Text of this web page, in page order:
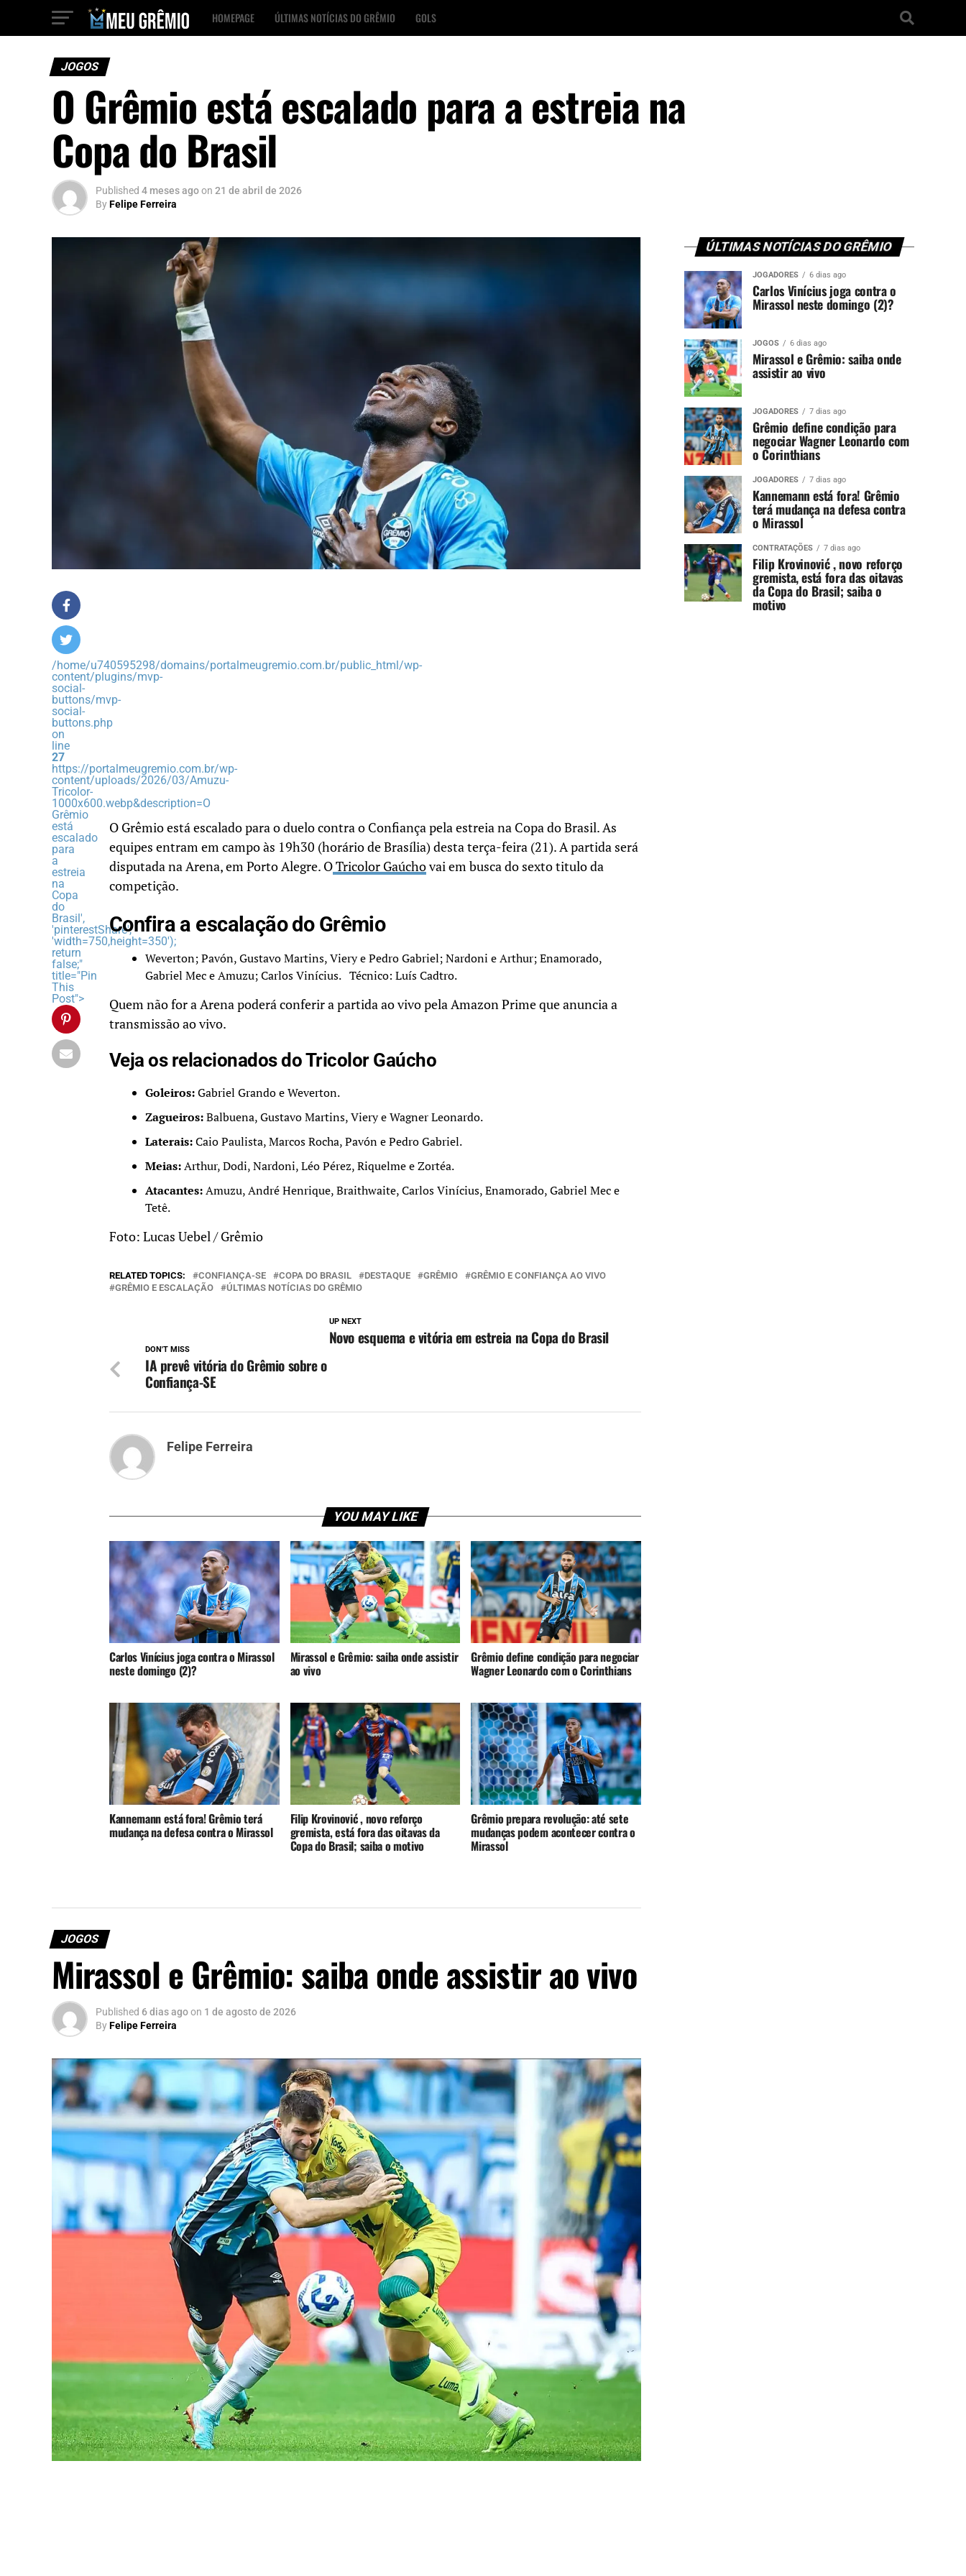
HOMEPAGE ÚLTIMAS NOTÍCIAS DO GRÊMIO GOLS
JOGOS
O Grêmio está escalado para a estreia na
Copa do Brasil
Published 4 meses agoon 21 de abril de 2026
ByFelipe Ferreira
/home/u740595298/domains/portalmeugremio.com.br/public_html/wp-
content/plugins/mvp-
social-
buttons/mvp-
social-
buttons.php
on
line
27
https://portalmeugremio.com.br/wp-
content/uploads/2026/03/Amuzu-
Tricolor-
1000x600.webp&description=O
Grêmio
está
escalado
para
a
estreia
na
Copa
do
Brasil',
'pinterestShare',
'width=750,height=350');
return
false;"
title="Pin
This
Post">
O Grêmio está escalado para o duelo contra o Confiança pela estreia na Copa do Brasil. As
equipes entram em campo às 19h30 (horário de Brasília) desta terça-feira (21). A partida será
disputada na Arena, em Porto Alegre. OTricolor Gaúchovai em busca do sexto titulo da
competição.
Confira a escalação do Grêmio
Weverton; Pavón, Gustavo Martins, Viery e Pedro Gabriel; Nardoni e Arthur; Enamorado,
Gabriel Mec e Amuzu; Carlos Vinícius. Técnico: Luís Cadtro.
Quem não for a Arena poderá conferir a partida ao vivo pela Amazon Prime que anuncia a
transmissão ao vivo.
Veja os relacionados do Tricolor Gaúcho
Goleiros:Gabriel Grando e Weverton.
Zagueiros:Balbuena, Gustavo Martins, Viery e Wagner Leonardo.
Laterais:Caio Paulista, Marcos Rocha, Pavón e Pedro Gabriel.
Meias:Arthur, Dodi, Nardoni, Léo Pérez, Riquelme e Zortéa.
Atacantes:Amuzu, André Henrique, Braithwaite, Carlos Vinícius, Enamorado, Gabriel Mec e
Tetê.
Foto: Lucas Uebel / Grêmio
RELATED TOPICS: CONFIANÇA-SE COPA DO BRASIL DESTAQUE GRÊMIO
GRÊMIO E CONFIANÇA AO VIVO
GRÊMIO E ESCALAÇÃO
ÚLTIMAS NOTÍCIAS DO GRÊMIO
UP NEXT
Novo esquema e vitória em estreia na Copa do Brasil
DON'T MISS
IA prevê vitória do Grêmio sobre o
Confiança-SE
Felipe Ferreira
YOU MAY LIKE
Carlos Vinícius joga contra o Mirassol
neste domingo (2)?
Mirassol e Grêmio: saiba onde assistir
ao vivo
Grêmio define condição para negociar
Wagner Leonardo com o Corinthians
Kannemann está fora! Grêmio terá
mudança na defesa contra o Mirassol
Filip Krovinović , novo reforço
gremista, está fora das oitavas da
Copa do Brasil; saiba o motivo
Grêmio prepara revolução: até sete
mudanças podem acontecer contra o
Mirassol
JOGOS
Mirassol e Grêmio: saiba onde assistir ao vivo
Published 6 dias agoon 1 de agosto de 2026
ByFelipe Ferreira
ÚLTIMAS NOTÍCIAS DO GRÊMIO
JOGADORES 6 dias ago
Carlos Vinícius joga contra o
Mirassol neste domingo (2)?
JOGOS 6 dias ago
Mirassol e Grêmio: saiba onde
assistir ao vivo
JOGADORES 7 dias ago
Grêmio define condição para
negociar Wagner Leonardo com
o Corinthians
JOGADORES 7 dias ago
Kannemann está fora! Grêmio
terá mudança na defesa contra
o Mirassol
CONTRATAÇÕES 7 dias ago
Filip Krovinović , novo reforço
gremista, está fora das oitavas
da Copa do Brasil; saiba o
motivo